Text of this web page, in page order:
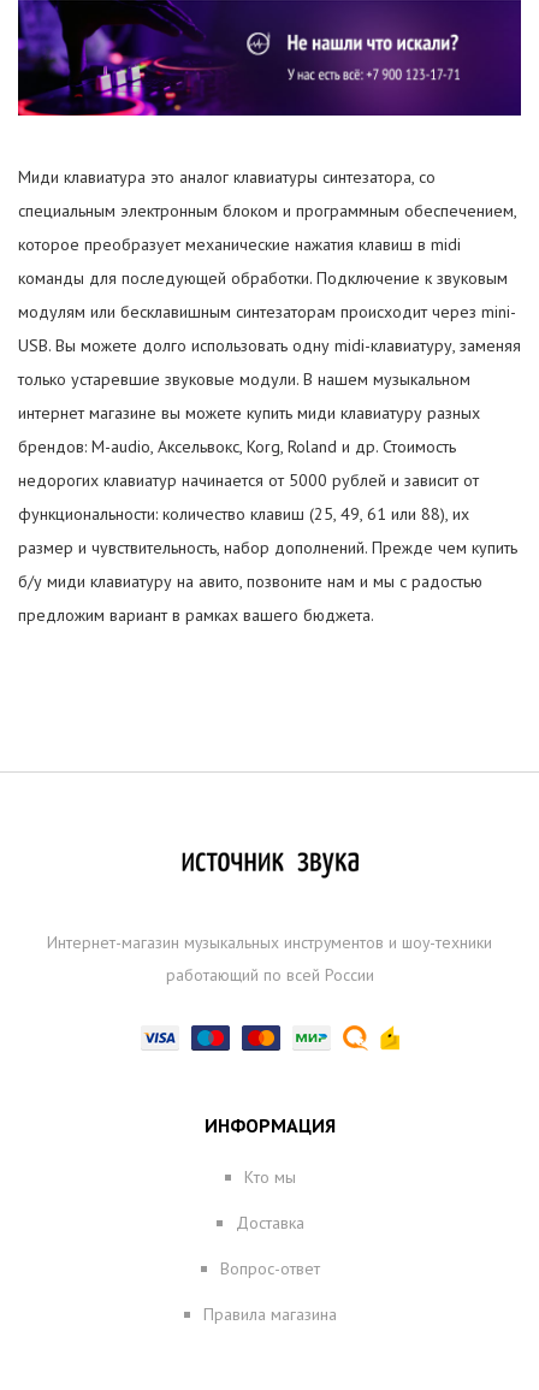
Миди клавиатура это аналог клавиатуры синтезатора, со
специальным электронным блоком и программным обеспечением,
которое преобразует механические нажатия клавиш в midi
команды для последующей обработки. Подключение к звуковым
модулям или бесклавишным синтезаторам происходит через mini-
USB. Вы можете долго использовать одну midi-клавиатуру, заменяя
только устаревшие звуковые модули. В нашем музыкальном
интернет магазине вы можете купить миди клавиатуру разных
брендов: M-audio, Аксельвокс, Korg, Roland и др. Стоимость
недорогих клавиатур начинается от 5000 рублей и зависит от
функциональности: количество клавиш (25, 49, 61 или 88), их
размер и чувствительность, набор дополнений. Прежде чем купить
б/у миди клавиатуру на авито, позвоните нам и мы с радостью
предложим вариант в рамках вашего бюджета.
Интернет-магазин музыкальных инструментов и шоу-техники
работающий по всей России
ИНФОРМАЦИЯ
Кто мы
Доставка
Вопрос-ответ
Правила магазина